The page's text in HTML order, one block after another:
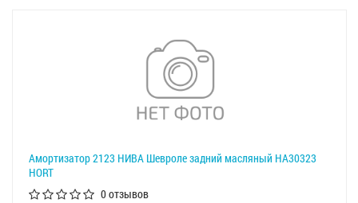
Амортизатор 2123 НИВА Шевроле задний масляный HA30323
HORT
0 отзывов